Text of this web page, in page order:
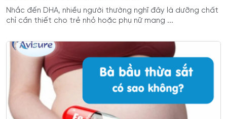
Nhắc đến DHA, nhiều người thường nghĩ đây là dưỡng chất
chỉ cần thiết cho trẻ nhỏ hoặc phụ nữ mang ...